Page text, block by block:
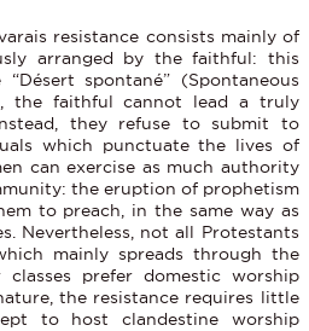
consists mainly of
arranged by the faithful: this
spontané” (Spontaneous
the faithful cannot lead a truly
they refuse to submit to
which punctuate the lives of
can exercise as much authority
the eruption of prophetism
to preach, in the same way as
Nevertheless, not all Protestants
mainly spreads through the
classes prefer domestic worship
the resistance requires little
to host clandestine worship